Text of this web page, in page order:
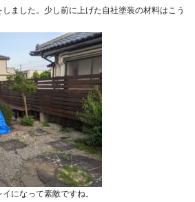
ました。少し前に上げた自社塗装の材料はこう
になって素敵ですね。